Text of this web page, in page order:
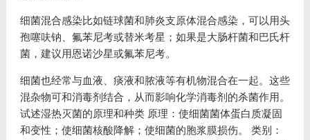
细菌混合感染比如链球菌和肺炎支原体混合感染，可以用头
孢噻呋钠、氟苯尼考或替米考星；如果是大肠杆菌和巴氏杆
菌，建议用恩诺沙星或氟苯尼考。
细菌也经常与血液、痰液和脓液等有机物混合在一起。这些
混杂物可和消毒剂结合，从而影响化学消毒剂的杀菌作用。
试述湿热灭菌的原理和种类 原理：使细菌菌体蛋白质凝固
和变性；使细菌核酸降解；使细菌的胞浆膜损伤。 类别：